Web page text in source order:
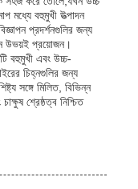
বহুমুখী উত্পাদন
প্রদর্শনগুলির জন্য
উভয়ই প্রয়োজন।
বহুমুখী এবং উচ্চ-
চিহ্নগুলির জন্য
সঙ্গে মিলিত, বিভিন্ন
শ্রেষ্ঠত্ব নিশ্চিত